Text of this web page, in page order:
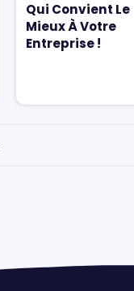
Qui Convient Le
Mieux À Votre
Entreprise !